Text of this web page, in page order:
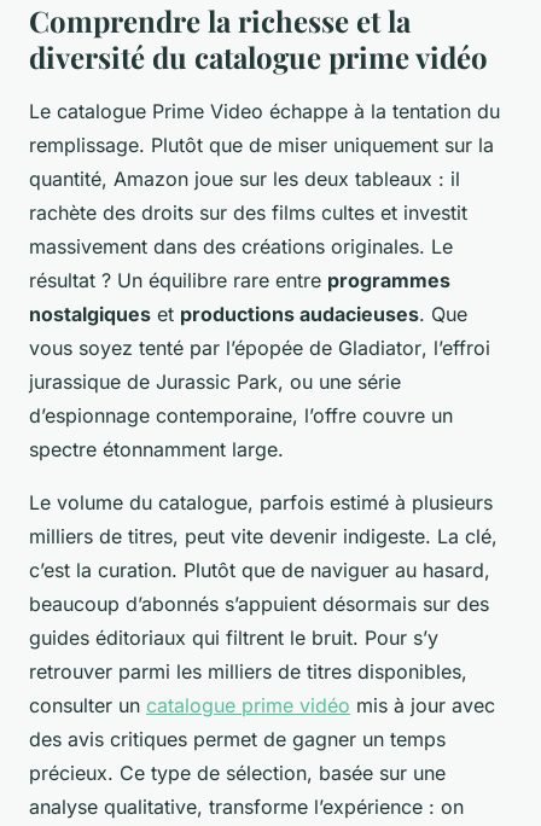
Comprendre la richesse et la
diversité du catalogue prime vidéo
Le catalogue Prime Video échappe à la tentation du
remplissage. Plutôt que de miser uniquement sur la
quantité, Amazon joue sur les deux tableaux : il
rachète des droits sur des films cultes et investit
massivement dans des créations originales. Le
résultat ? Un équilibre rare entre programmes
nostalgiques et productions audacieuses. Que
vous soyez tenté par l’épopée de Gladiator, l’effroi
jurassique de Jurassic Park, ou une série
d’espionnage contemporaine, l’offre couvre un
spectre étonnamment large.
Le volume du catalogue, parfois estimé à plusieurs
milliers de titres, peut vite devenir indigeste. La clé,
c’est la curation. Plutôt que de naviguer au hasard,
beaucoup d’abonnés s’appuient désormais sur des
guides éditoriaux qui filtrent le bruit. Pour s’y
retrouver parmi les milliers de titres disponibles,
consulter un catalogue prime vidéo mis à jour avec
des avis critiques permet de gagner un temps
précieux. Ce type de sélection, basée sur une
analyse qualitative, transforme l’expérience : on